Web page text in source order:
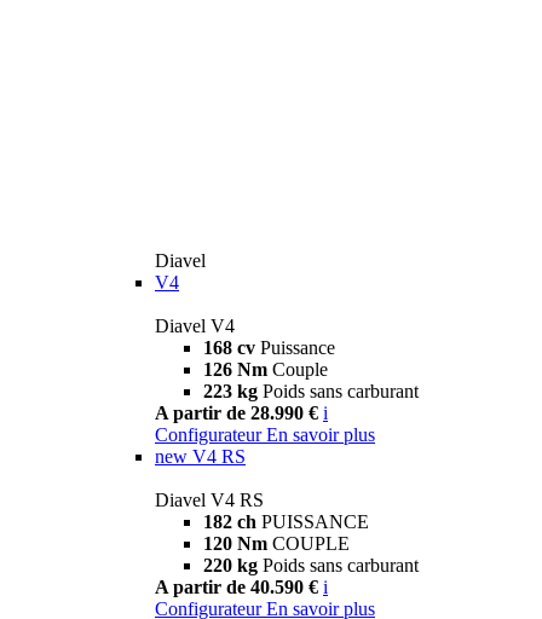
Diavel
V4
Diavel V4
168 cv Puissance
126 Nm Couple
223 kg Poids sans carburant
A partir de 28.990 € i
Configurateur En savoir plus
new V4 RS
Diavel V4 RS
182 ch PUISSANCE
120 Nm COUPLE
220 kg Poids sans carburant
A partir de 40.590 € i
Configurateur En savoir plus